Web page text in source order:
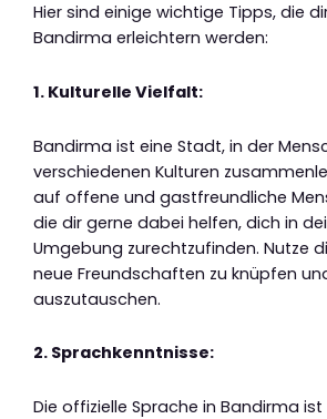
Hier sind einige wichtige Tipps, die
Bandirma erleichtern werden:
1. Kulturelle Vielfalt:
Bandirma ist eine Stadt, in der
verschiedenen Kulturen
auf offene und gastfreundliche
die dir gerne dabei helfen, dich in
Umgebung zurechtzufinden. Nutze
neue Freundschaften zu knüpfen
auszutauschen.
2. Sprachkenntnisse:
Die offizielle Sprache in Bandirma